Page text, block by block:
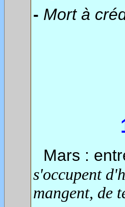
- Mort à
Mars :
s'occupent
mangent, de